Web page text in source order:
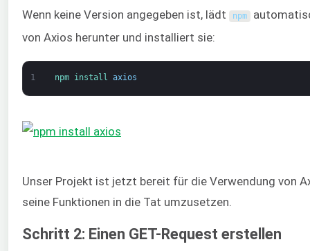
Wenn keine Version angegeben ist, lädt
npm
von Axios herunter und installiert sie:
1 npm install axios
Unser Projekt ist jetzt bereit für die Verwendung von
seine Funktionen in die Tat umzusetzen.
Schritt 2: Einen GET-Request erstellen